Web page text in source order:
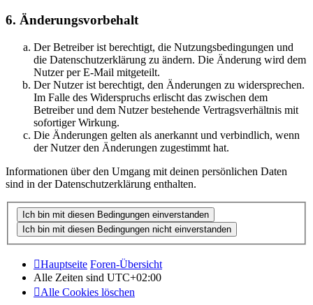
6. Änderungsvorbehalt
Der Betreiber ist berechtigt, die Nutzungsbedingungen und
die Datenschutzerklärung zu ändern. Die Änderung wird dem
Nutzer per E-Mail mitgeteilt.
Der Nutzer ist berechtigt, den Änderungen zu widersprechen.
Im Falle des Widerspruchs erlischt das zwischen dem
Betreiber und dem Nutzer bestehende Vertragsverhältnis mit
sofortiger Wirkung.
Die Änderungen gelten als anerkannt und verbindlich, wenn
der Nutzer den Änderungen zugestimmt hat.
Informationen über den Umgang mit deinen persönlichen Daten
sind in der Datenschutzerklärung enthalten.
Hauptseite Foren-Übersicht
Alle Zeiten sind UTC+02:00
Alle Cookies löschen